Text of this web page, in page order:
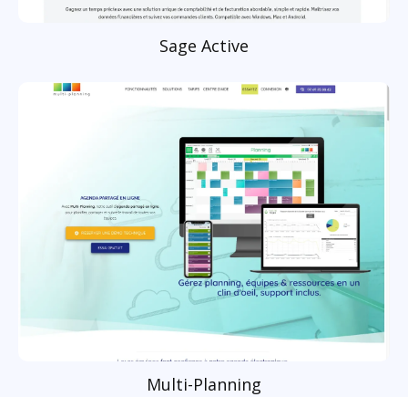
Sage Active
Multi-Planning